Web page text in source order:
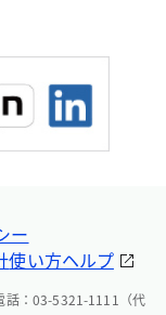
ー
使い方ヘルプ
話：03-5321-1111（代